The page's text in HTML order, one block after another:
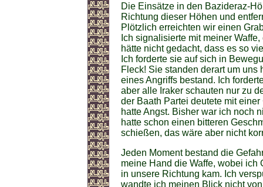
Die Einsätze in den Bazideraz-
Richtung dieser Höhen und
Plötzlich erreichten wir einen
Ich signalisierte mit meiner
hätte nicht gedacht, dass es so
Ich forderte sie auf sich in
Fleck! Sie standen derart um
eines Angriffs bestand. Ich
aber alle Iraker schauten nur zu
der Baath Partei deutete mit
hatte Angst. Bisher war ich noch
hatte schon einen bitteren
schießen, das wäre aber nicht
Jeden Moment bestand die
meine Hand die Waffe, wobei ich
in unsere Richtung kam. Ich
wandte ich meinen Blick nicht